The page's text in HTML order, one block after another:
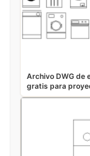
Archivo DWG de
gratis para